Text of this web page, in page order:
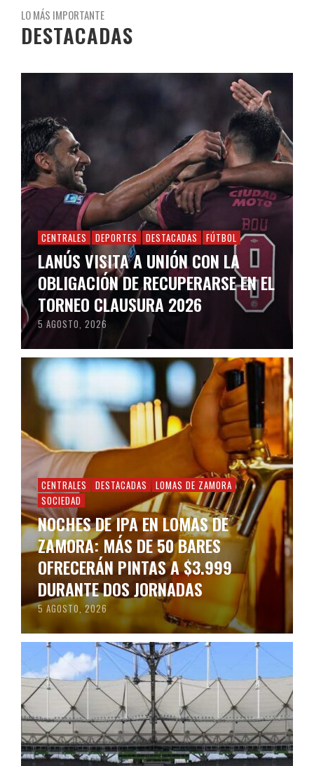
LO MÁS IMPORTANTE
DESTACADAS
CENTRALES DEPORTES DESTACADAS FÚTBOL
LANÚS VISITA A UNIÓN CON LA
OBLIGACIÓN DE RECUPERARSE EN EL
TORNEO CLAUSURA 2026
5 AGOSTO, 2026
CENTRALES DESTACADAS
LOMAS DE ZAMORA
SOCIEDAD
NOCHES DE IPA EN LOMAS DE
ZAMORA: MÁS DE 50 BARES
OFRECERÁN PINTAS A $3.999
DURANTE DOS JORNADAS
5 AGOSTO, 2026